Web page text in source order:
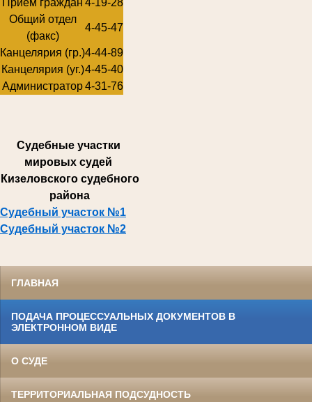
Общий отдел
(факс)
4-45-47
Канцелярия (гр.)4-44-89
Канцелярия (уг.)4-45-40
Администратор4-31-76
Судебные участки
мировых судей
Кизеловского судебного
района
Судебный участок №1
Судебный участок №2
ГЛАВНАЯ
ПОДАЧА ПРОЦЕССУАЛЬНЫХ ДОКУМЕНТОВ В
ЭЛЕКТРОННОМ ВИДЕ
О СУДЕ
ТЕРРИТОРИАЛЬНАЯ ПОДСУДНОСТЬ